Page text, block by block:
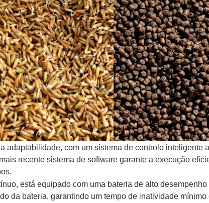
adaptabilidade, com um sistema de controlo
recente sistema de software garante a execução
está equipado com uma bateria de alto
da bateria, garantindo um tempo de inatividade mínimo